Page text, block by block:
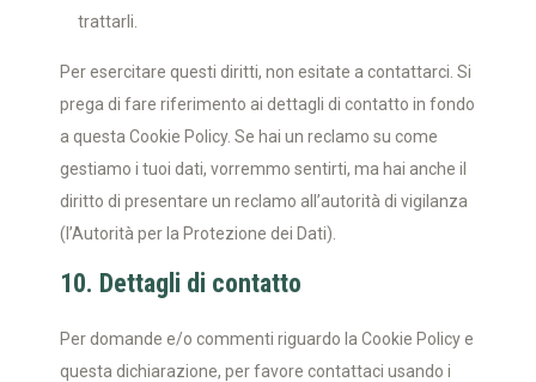
trattarli.
Per esercitare questi diritti, non esitate a contattarci. Si
prega di fare riferimento ai dettagli di contatto in fondo
a questa Cookie Policy. Se hai un reclamo su come
gestiamo i tuoi dati, vorremmo sentirti, ma hai anche il
diritto di presentare un reclamo all’autorità di vigilanza
(l’Autorità per la Protezione dei Dati).
10. Dettagli di contatto
Per domande e/o commenti riguardo la Cookie Policy e
questa dichiarazione, per favore contattaci usando i